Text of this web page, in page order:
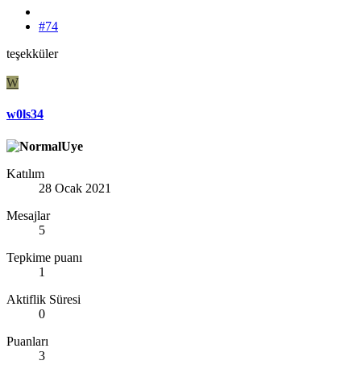
#74
teşekküler
W
w0ls34
Katılım
28 Ocak 2021
Mesajlar
5
Tepkime puanı
1
Aktiflik Süresi
0
Puanları
3